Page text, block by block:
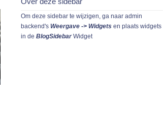
Om deze sidebar te wijzigen, ga naar admin
backend's Weergave -> Widgets en plaats widgets
in de BlogSidebarWidget